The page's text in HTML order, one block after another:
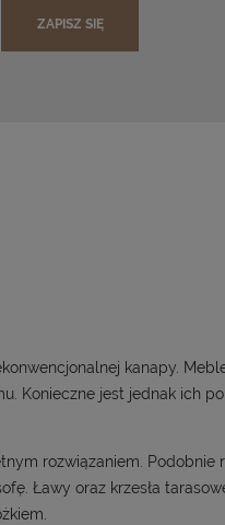
ZAPISZ SIĘ
kanapy.
Konieczne jest jednak ich
rozwiązaniem. Podobnie
Ławy oraz krzesła